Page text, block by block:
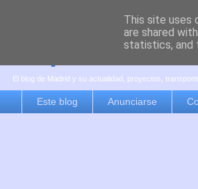
es por madrid
El blog de Madrid y su actualidad, proyectos,
Este blog Anunciarse
This site uses
are shared
statistics, and